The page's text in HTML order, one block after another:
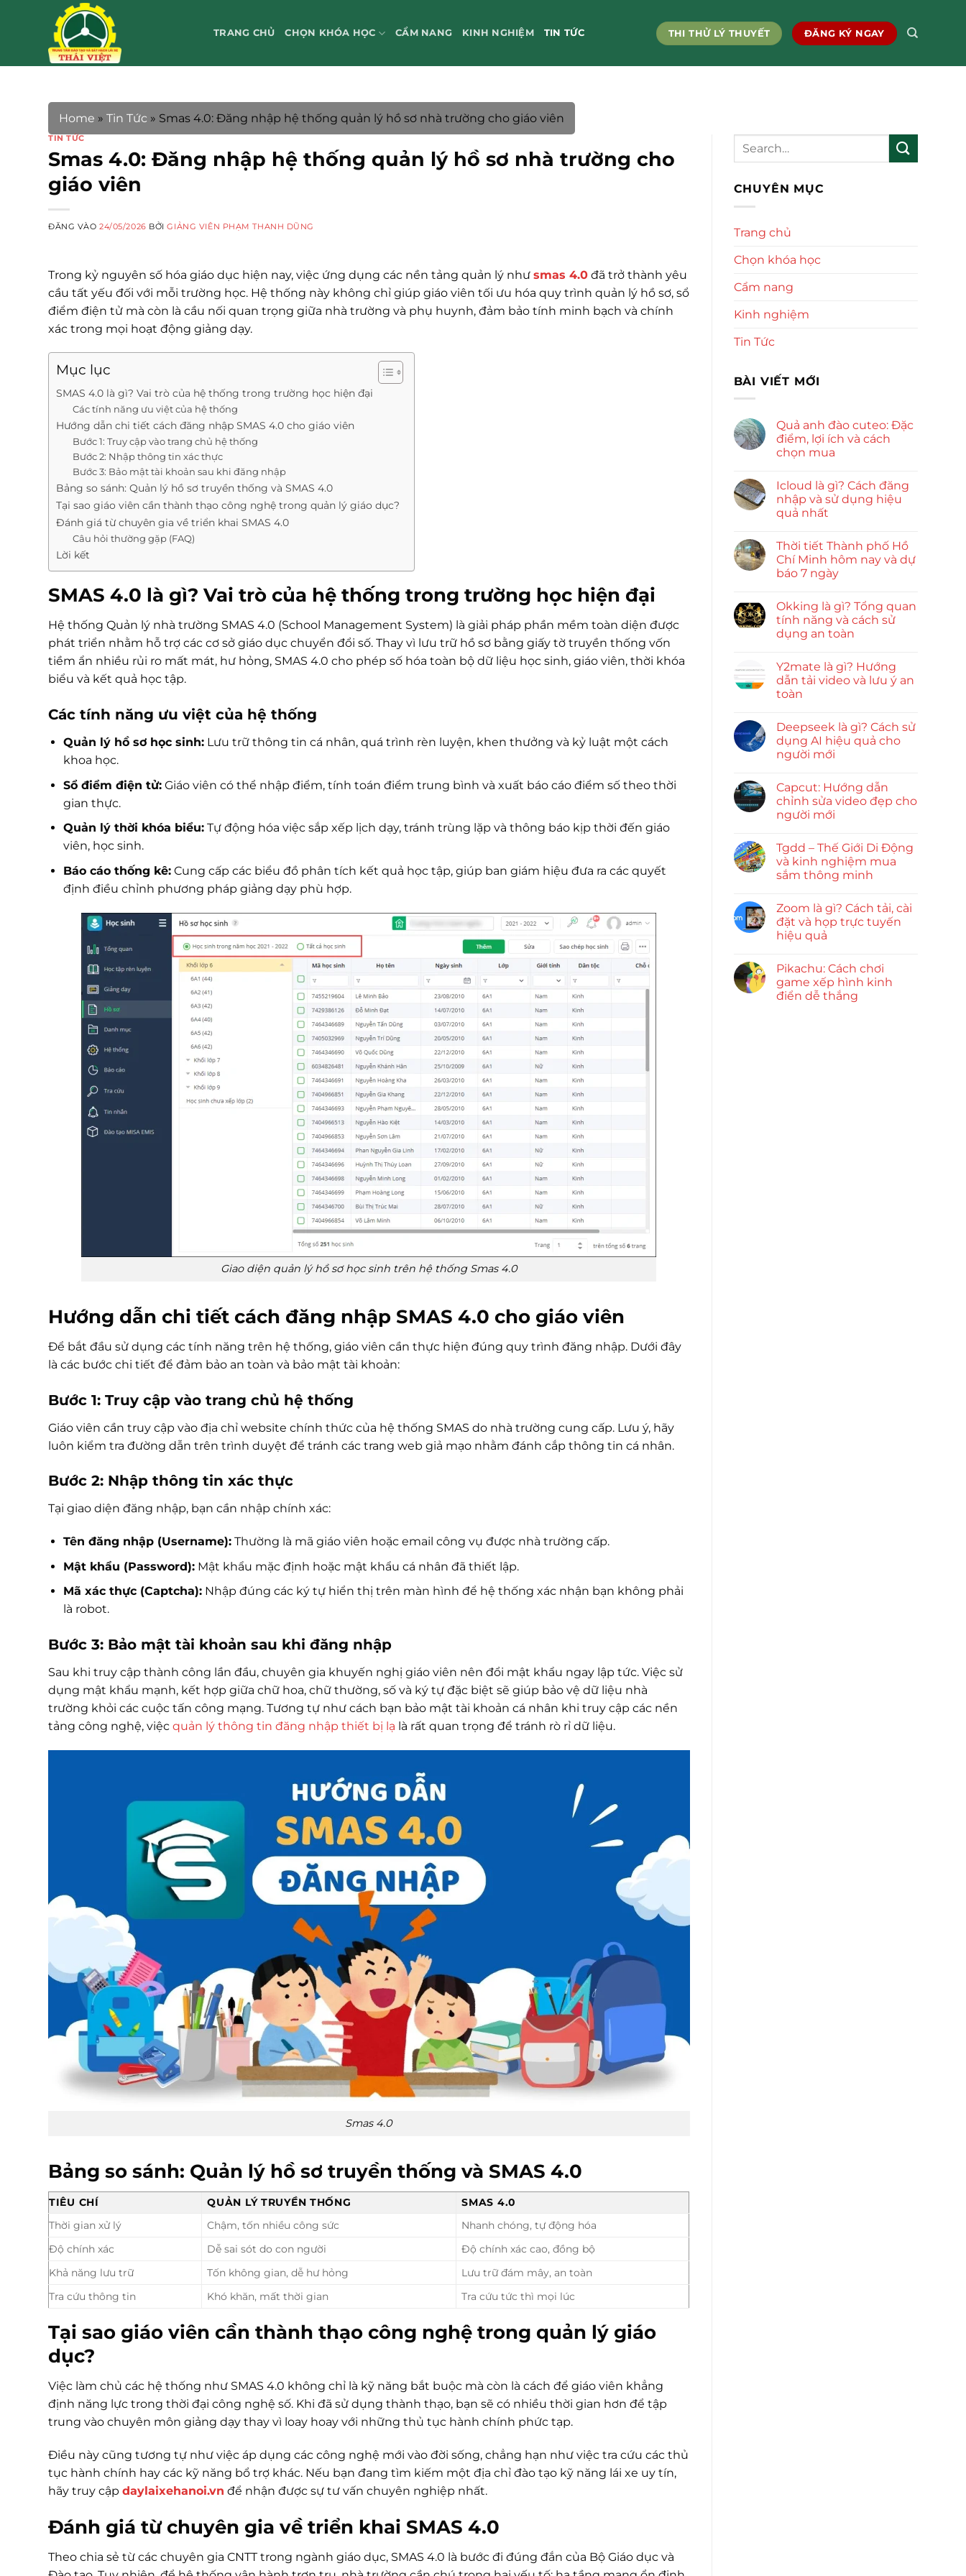
TRANG CHỦ CHỌN KHÓA HỌC CẨM NANG KINH NGHIỆM TIN TỨC THI THỬ LÝ THUYẾT ĐĂNG KÝ NGAY
Home » Tin Tức » Smas 4.0: Đăng nhập hệ thống quản lý hồ sơ nhà trường cho giáo viên
TIN TỨC
Smas 4.0: Đăng nhập hệ thống quản lý hồ sơ nhà trường cho
giáo viên
ĐĂNG VÀO24/05/2026 BỞIGIẢNG VIÊN PHẠM THANH DŨNG
Trong kỷ nguyên số hóa giáo dục hiện nay, việc ứng dụng các nền tảng quản lý như smas 4.0 đã trở thành yêu
cầu tất yếu đối với mỗi trường học. Hệ thống này không chỉ giúp giáo viên tối ưu hóa quy trình quản lý hồ sơ, sổ
điểm điện tử mà còn là cầu nối quan trọng giữa nhà trường và phụ huynh, đảm bảo tính minh bạch và chính
xác trong mọi hoạt động giảng dạy.
Mục lục
SMAS 4.0 là gì? Vai trò của hệ thống trong trường học hiện đại
Các tính năng ưu việt của hệ thống
Hướng dẫn chi tiết cách đăng nhập SMAS 4.0 cho giáo viên
Bước 1: Truy cập vào trang chủ hệ thống
Bước 2: Nhập thông tin xác thực
Bước 3: Bảo mật tài khoản sau khi đăng nhập
Bảng so sánh: Quản lý hồ sơ truyền thống và SMAS 4.0
Tại sao giáo viên cần thành thạo công nghệ trong quản lý giáo dục?
Đánh giá từ chuyên gia về triển khai SMAS 4.0
Câu hỏi thường gặp (FAQ)
Lời kết
SMAS 4.0 là gì? Vai trò của hệ thống trong trường học hiện đại
Hệ thống Quản lý nhà trường SMAS 4.0 (School Management System) là giải pháp phần mềm toàn diện được
phát triển nhằm hỗ trợ các cơ sở giáo dục chuyển đổi số. Thay vì lưu trữ hồ sơ bằng giấy tờ truyền thống vốn
tiềm ẩn nhiều rủi ro mất mát, hư hỏng, SMAS 4.0 cho phép số hóa toàn bộ dữ liệu học sinh, giáo viên, thời khóa
biểu và kết quả học tập.
Các tính năng ưu việt của hệ thống
Quản lý hồ sơ học sinh:Lưu trữ thông tin cá nhân, quá trình rèn luyện, khen thưởng và kỷ luật một cách
khoa học.
Sổ điểm điện tử:Giáo viên có thể nhập điểm, tính toán điểm trung bình và xuất báo cáo điểm số theo thời
gian thực.
Quản lý thời khóa biểu:Tự động hóa việc sắp xếp lịch dạy, tránh trùng lặp và thông báo kịp thời đến giáo
viên, học sinh.
Báo cáo thống kê:Cung cấp các biểu đồ phân tích kết quả học tập, giúp ban giám hiệu đưa ra các quyết
định điều chỉnh phương pháp giảng dạy phù hợp.
Giao diện quản lý hồ sơ học sinh trên hệ thống Smas 4.0
Hướng dẫn chi tiết cách đăng nhập SMAS 4.0 cho giáo viên
Để bắt đầu sử dụng các tính năng trên hệ thống, giáo viên cần thực hiện đúng quy trình đăng nhập. Dưới đây
là các bước chi tiết để đảm bảo an toàn và bảo mật tài khoản:
Bước 1: Truy cập vào trang chủ hệ thống
Giáo viên cần truy cập vào địa chỉ website chính thức của hệ thống SMAS do nhà trường cung cấp. Lưu ý, hãy
luôn kiểm tra đường dẫn trên trình duyệt để tránh các trang web giả mạo nhằm đánh cắp thông tin cá nhân.
Bước 2: Nhập thông tin xác thực
Tại giao diện đăng nhập, bạn cần nhập chính xác:
Tên đăng nhập (Username):Thường là mã giáo viên hoặc email công vụ được nhà trường cấp.
Mật khẩu (Password):Mật khẩu mặc định hoặc mật khẩu cá nhân đã thiết lập.
Mã xác thực (Captcha):Nhập đúng các ký tự hiển thị trên màn hình để hệ thống xác nhận bạn không phải
là robot.
Bước 3: Bảo mật tài khoản sau khi đăng nhập
Sau khi truy cập thành công lần đầu, chuyên gia khuyến nghị giáo viên nên đổi mật khẩu ngay lập tức. Việc sử
dụng mật khẩu mạnh, kết hợp giữa chữ hoa, chữ thường, số và ký tự đặc biệt sẽ giúp bảo vệ dữ liệu nhà
trường khỏi các cuộc tấn công mạng. Tương tự như cách bạn bảo mật tài khoản cá nhân khi truy cập các nền
tảng công nghệ, việc quản lý thông tin đăng nhập thiết bị lạ là rất quan trọng để tránh rò rỉ dữ liệu.
Smas 4.0
Bảng so sánh: Quản lý hồ sơ truyền thống và SMAS 4.0
TIÊU CHÍ QUẢN LÝ TRUYỀN THỐNG
SMAS 4.0
Thời gian xử lý
Chậm, tốn nhiều công sức
Nhanh chóng, tự động hóa
Độ chính xác
Dễ sai sót do con người
Độ chính xác cao, đồng bộ
Khả năng lưu trữ
Tốn không gian, dễ hư hỏng
Lưu trữ đám mây, an toàn
Tra cứu thông tin
Khó khăn, mất thời gian Tra cứu tức thì mọi lúc
Tại sao giáo viên cần thành thạo công nghệ trong quản lý giáo
dục?
Việc làm chủ các hệ thống như SMAS 4.0 không chỉ là kỹ năng bắt buộc mà còn là cách để giáo viên khẳng
định năng lực trong thời đại công nghệ số. Khi đã sử dụng thành thạo, bạn sẽ có nhiều thời gian hơn để tập
trung vào chuyên môn giảng dạy thay vì loay hoay với những thủ tục hành chính phức tạp.
Điều này cũng tương tự như việc áp dụng các công nghệ mới vào đời sống, chẳng hạn như việc tra cứu các thủ
tục hành chính hay các kỹ năng bổ trợ khác. Nếu bạn đang tìm kiếm một địa chỉ đào tạo kỹ năng lái xe uy tín,
hãy truy cập daylaixehanoi.vn để nhận được sự tư vấn chuyên nghiệp nhất.
Đánh giá từ chuyên gia về triển khai SMAS 4.0
Theo chia sẻ từ các chuyên gia CNTT trong ngành giáo dục, SMAS 4.0 là bước đi đúng đắn của Bộ Giáo dục và
CHUYÊN MỤC
Trang chủ
Chọn khóa học
Cẩm nang
Kinh nghiệm
Tin Tức
BÀI VIẾT MỚI
Quả anh đào cuteo: Đặc
điểm, lợi ích và cách
chọn mua
Icloud là gì? Cách đăng
nhập và sử dụng hiệu
quả nhất
Thời tiết Thành phố Hồ
Chí Minh hôm nay và dự
báo 7 ngày
Okking là gì? Tổng quan
tính năng và cách sử
dụng an toàn
Y2mate là gì? Hướng
dẫn tải video và lưu ý an
toàn
Deepseek là gì? Cách sử
dụng AI hiệu quả cho
người mới
Capcut: Hướng dẫn
chỉnh sửa video đẹp cho
người mới
Tgdd – Thế Giới Di Động
và kinh nghiệm mua
sắm thông minh
Zoom là gì? Cách tải, cài
đặt và họp trực tuyến
hiệu quả
Pikachu: Cách chơi
game xếp hình kinh
điển dễ thắng